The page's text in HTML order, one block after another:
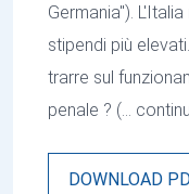
Germania").
stipendi più
trarre sul
penale ? (…
DOWNLOAD